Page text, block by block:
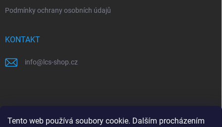
Tento web používá soubory cookie. Dalším procházením
Podmínky ochrany osobních údajů
KONTAKT
info@ lcs-shop.cz
PŘIJÍMÁME ONLINE PLATBY